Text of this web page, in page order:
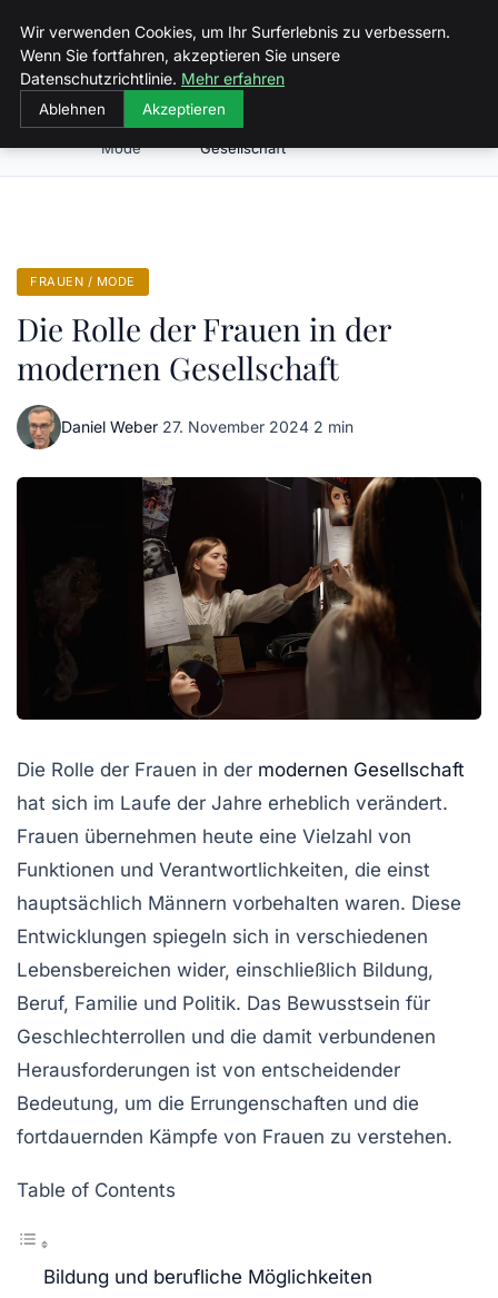
Malzminden
Frauen /
Mode
Die Rolle der Frauen in der modernen
Gesellschaft
FRAUEN / MODE
Die Rolle der Frauen in der
modernen Gesellschaft
Daniel Weber·27. November 2024·2 min
Die Rolle der Frauen in der modernen Gesellschaft
hat sich im Laufe der Jahre erheblich verändert.
Frauen übernehmen heute eine Vielzahl von
Funktionen und Verantwortlichkeiten, die einst
hauptsächlich Männern vorbehalten waren. Diese
Entwicklungen spiegeln sich in verschiedenen
Lebensbereichen wider, einschließlich Bildung,
Beruf, Familie und Politik. Das Bewusstsein für
Geschlechterrollen und die damit verbundenen
Herausforderungen ist von entscheidender
Bedeutung, um die Errungenschaften und die
fortdauernden Kämpfe von Frauen zu verstehen.
Table of Contents
Bildung und berufliche Möglichkeiten
Wir verwenden Cookies, um Ihr Surferlebnis zu verbessern.
Wenn Sie fortfahren, akzeptieren Sie unsere
Datenschutzrichtlinie. Mehr erfahren
Ablehnen Akzeptieren